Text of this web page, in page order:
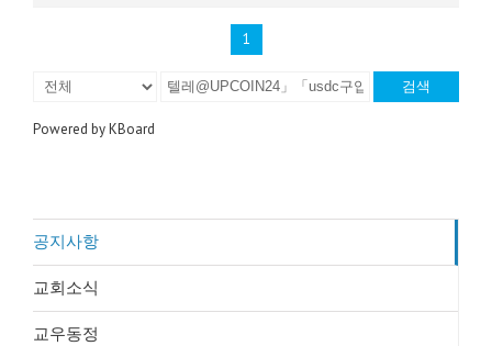
1
검색
Powered by KBoard
공지사항
교회소식
교우동정